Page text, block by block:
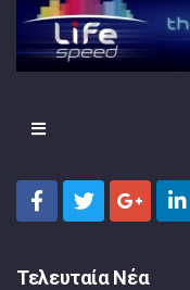
Τελευταία Νέα